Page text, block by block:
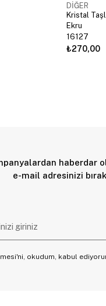
DİĞER
Kristal
Ekru
16127
₺270,00
haberdar
e-mail adresinizi
okudum, kabul